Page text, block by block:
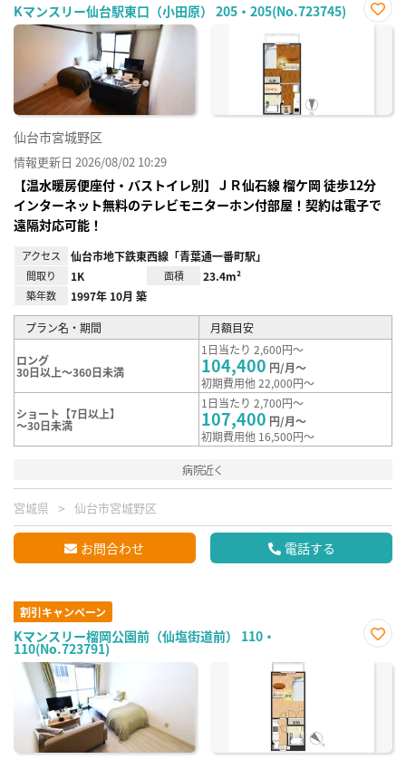
Kマンスリー仙台駅東口（小田原） 205・205(No.723745)
お気
仙台市宮城野区
情報更新日 2026/08/02 10:29
【温水暖房便座付・バストイレ別】ＪＲ仙⽯線 榴ケ岡 徒歩12分
インターネット無料のテレビモニターホン付部屋！契約は電子で
遠隔対応可能！
アクセス 仙台市地下鉄東西線「青葉通一番町駅」
間取り 1K 面積 23.4m²
築年数 1997年 10月 築
プラン名・期間 月額目安
ロング
30日以上～360日未満
1日当たり 2,600円～
104,400 円/月～
初期費用他 22,000円～
ショート【7日以上】
～30日未満
1日当たり 2,700円～
107,400 円/月～
初期費用他 16,500円～
病院近く
宮城県 仙台市宮城野区
お問合わせ 電話する
割引キャンペーン
Kマンスリー榴岡公園前（仙塩街道前） 110・
110(No.723791)
に入